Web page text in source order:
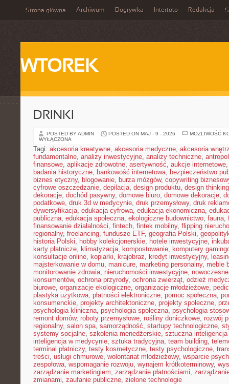
Strona główna Archiwum Dogrywka Intertoto Redakcja
WTOREK
DRINKI
POSTED BY ADMIN POSTED ON MAJ - 9 - 2026
MOŻLIWOŚĆ
WYŁĄCZONA
Tagi: akcesoria kreatywne, akcesoria medyczne, akcesoria
fundamentalne, analizy inwestycyjne, analizy techniczne,
finansowe, aplikacje zdrowotne, asertywność, aukcje internetowe
badania historyczne, bankowość internetowa, bezpieczeństwo
biznes etyczny, blogowanie, burza mózgów, copywriting
cyfrowe oszczędzanie, depilacja, design produktu, design thinking
dekoracje, dochód pasywny, domowe biuro, domowe dekoracje,
podatkowe, druk 3d w medycynie, druk przemysłowy, druk
dywersyfikacja, edukacja cyfrowa, edukacja ekonomiczna,
publiczna, edukacja społeczna, ekologiczne budownictwo, fauna,
finansowanie działalności, fintech, fintek mobilny, flipping
regionalny, freelancing, fundusze ETF, geografia Polski,
historia Polski, hobby kolekcjonerskie, hotele inwestycyjne,
karty płatnicze, klimatyzacja, kompostowanie, komputery
konsultacje online, kopiarki, krajobraz, kredyt inwestycyjny,
majsterkowanie w domu, manicure, marketing personalny, meble
monitorowanie zdrowia, nieruchomości inwestycyjne,
konsumentów, ochrona przyrody, ochrona zwierząt, odzież
biurowe, organizacje ekologiczne, organizacje młodzieżowe,
plastyka użytkowa, płatności elektroniczne, pomoc społeczna,
konsumenckie, projekty architektoniczne, projekty społeczne,
psychologia kliniczna, psychologia społeczna, psychologia
remont domów, roboty przemysłowe, rośliny doniczkowe, rozwój
regionalny, salon spa, samorządność, startupy technologiczne,
systemy socjalne, szkolenia menedżerskie, sztuczna
inteligencja w medycynie, sztuka tradycyjna, team building,
terminal płatniczy, testy kosmetyczne, testy psychologiczne,
treści, usługi chmurowe, wolontariat młodzieżowy, wsparcie
zespołowa, wspomaganie rozwoju, wynajem krótkoterminowy,
zarządzanie marketingiem, zarządzanie płatnościami,
zmianami, zaufanie publiczne, zielone technologie